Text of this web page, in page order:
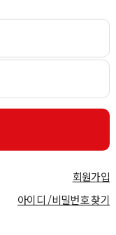
회원가입
아이디 /비밀번호 찾기